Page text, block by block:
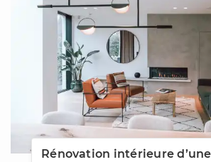
Rénovation intérieure